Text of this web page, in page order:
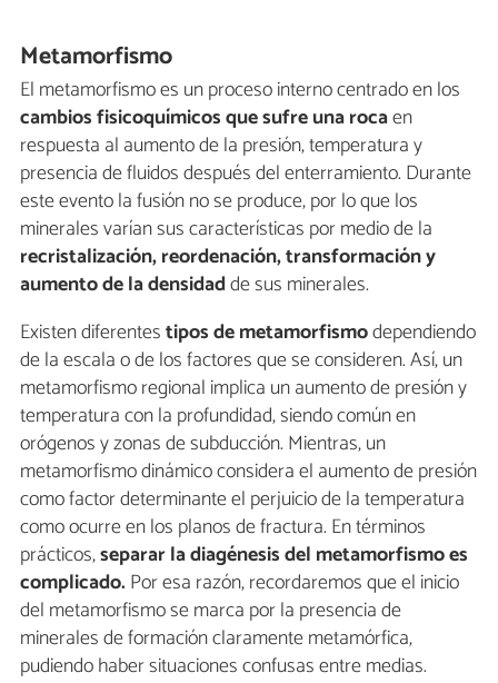
Metamorfismo
El metamorfismo es un proceso interno centrado en los
cambios fisicoquímicos que sufre una rocaen
respuesta al aumento de la presión, temperatura y
presencia de fluidos después del enterramiento. Durante
este evento la fusión no se produce, por lo que los
minerales varían sus características por medio de la
recristalización, reordenación, transformación y
aumento de la densidadde sus minerales.
Existen diferentestipos de metamorfismodependiendo
de la escala o de los factores que se consideren. Así, un
metamorfismo regional implica un aumento de presión y
temperatura con la profundidad, siendo común en
orógenos y zonas de subducción. Mientras, un
metamorfismo dinámico considera el aumento de presión
como factor determinante el perjuicio de la temperatura
como ocurre en los planos de fractura. En términos
prácticos,separar la diagénesis del metamorfismo es
complicado.Por esa razón, recordaremos que el inicio
del metamorfismo se marca por la presencia de
minerales de formación claramente metamórfica,
pudiendo haber situaciones confusas entre medias.